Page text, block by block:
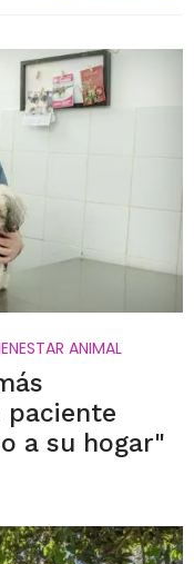
ANIMAL
paciente
a su hogar"